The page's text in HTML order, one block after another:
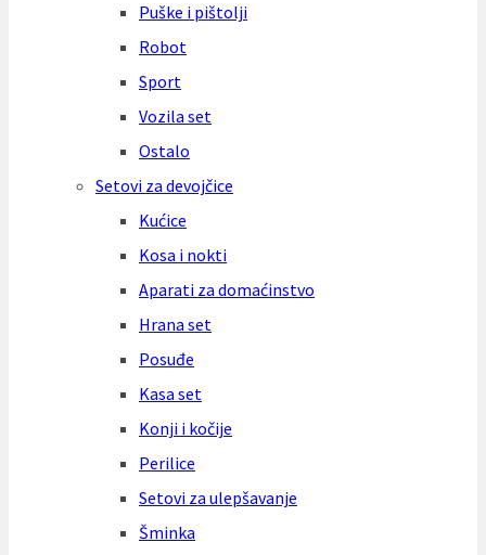
Puške i pištolji
Robot
Sport
Vozila set
Ostalo
Setovi za devojčice
Kućice
Kosa i nokti
Aparati za domaćinstvo
Hrana set
Posuđe
Kasa set
Konji i kočije
Perilice
Setovi za ulepšavanje
Šminka